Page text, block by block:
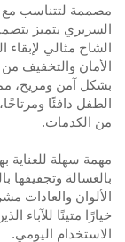
مصممة لتتناسب مع
السريري يتميز
الشاح مثالي لإبقاء
الأمان والتخفيف
بشكل آمن ومريح،
الطفل دافئًا
من الكدمات.
مهمة سهلة
بالغسالة
الألوان والعادات
خيارًا متينًا للآباء
الاستخدام اليومي.